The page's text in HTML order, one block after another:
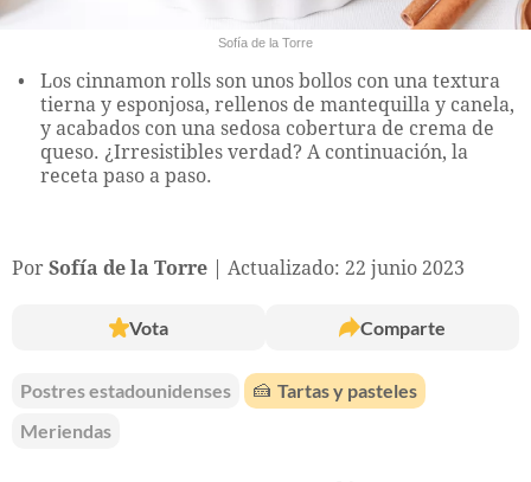
Sofía de la Torre
Los cinnamon rolls son unos bollos con una textura
tierna y esponjosa, rellenos de mantequilla y canela,
y acabados con una sedosa cobertura de crema de
queso. ¿Irresistibles verdad? A continuación, la
receta paso a paso.
Por Sofía de la Torre Actualizado: 22 junio 2023
Vota Comparte
Postres estadounidenses 🍰 Tartas y pasteles
Meriendas